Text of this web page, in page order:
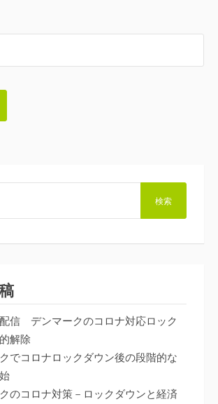
信 デンマークのコロナ対応ロック
解除
でコロナロックダウン後の段階的な
のコロナ対策－ロックダウンと経済